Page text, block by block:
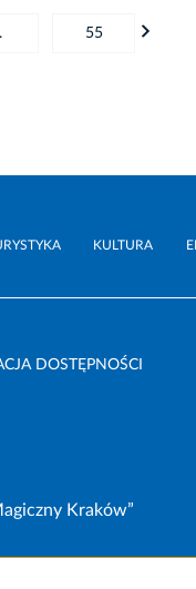
55
KULTURA
DOSTĘPNOŚCI
Kraków”